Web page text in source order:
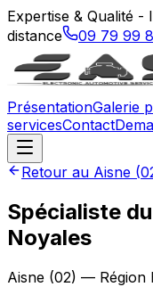
Expertise & Qualité
distance
09 79 99
PrésentationGalerie
servicesContact
Retour au Aisne (
Spécialiste
Noyales
Aisne (02) — Région